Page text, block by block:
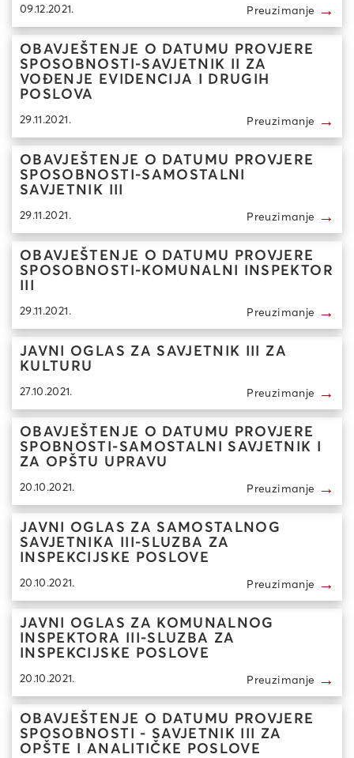
09.12.2021. Preuzimanje →
OBAVJEŠTENJE O DATUMU PROVJERE
SPOSOBNOSTI-SAVJETNIK II ZA
VOĐENJE EVIDENCIJA I DRUGIH
POSLOVA
29.11.2021. Preuzimanje →
OBAVJEŠTENJE O DATUMU PROVJERE
SPOSOBNOSTI-SAMOSTALNI
SAVJETNIK III
29.11.2021. Preuzimanje →
OBAVJEŠTENJE O DATUMU PROVJERE
SPOSOBNOSTI-KOMUNALNI INSPEKTOR
29.11.2021. Preuzimanje →
JAVNI OGLAS ZA SAVJETNIK III ZA
KULTURU
27.10.2021. Preuzimanje →
OBAVJEŠTENJE O DATUMU PROVJERE
SPOBNOSTI-SAMOSTALNI SAVJETNIK I
ZA OPŠTU UPRAVU
20.10.2021. Preuzimanje →
JAVNI OGLAS ZA SAMOSTALNOG
SAVJETNIKA III-SLUZBA ZA
INSPEKCIJSKE POSLOVE
20.10.2021. Preuzimanje →
JAVNI OGLAS ZA KOMUNALNOG
INSPEKTORA III-SLUZBA ZA
INSPEKCIJSKE POSLOVE
20.10.2021. Preuzimanje →
OBAVJEŠTENJE O DATUMU PROVJERE
SPOSOBNOSTI - SAVJETNIK III ZA
OPŠTE I ANALITIČKE POSLOVE